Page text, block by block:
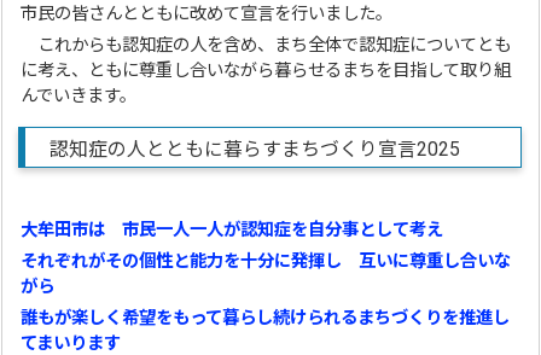
市民の皆さんとともに改めて宣言を行いました。
これからも認知症の人を含め、まち全体で認知症についてとも
に考え、ともに尊重し合いながら暮らせるまちを目指して取り組
んでいきます。
認知症の人とともに暮らすまちづくり宣言2025
大牟田市は 市民一人一人が認知症を自分事として考え
それぞれがその個性と能力を十分に発揮し 互いに尊重し合いな
がら
誰もが楽しく希望をもって暮らし続けられるまちづくりを推進し
てまいります